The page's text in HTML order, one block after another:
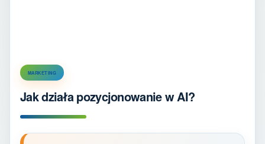
MARKETING
Jak działa pozycjonowanie w AI?